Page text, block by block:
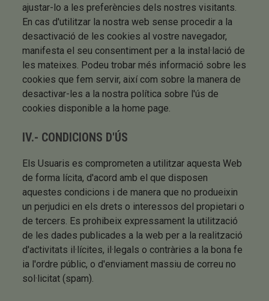
ajustar-lo a les preferències dels nostres visitants.
En cas d'utilitzar la nostra web sense procedir a la
desactivació de les cookies al vostre navegador,
manifesta el seu consentiment per a la instal·lació de
les mateixes. Podeu trobar més informació sobre les
cookies que fem servir, així com sobre la manera de
desactivar-les a la nostra política sobre l'ús de
cookies disponible a la home page.
IV.- CONDICIONS D'ÚS
Els Usuaris es comprometen a utilitzar aquesta Web
de forma lícita, d'acord amb el que disposen
aquestes condicions i de manera que no produeixin
un perjudici en els drets o interessos del propietari o
de tercers. Es prohibeix expressament la utilització
de les dades publicades a la web per a la realització
d'activitats il·lícites, il·legals o contràries a la bona fe
ia l'ordre públic, o d'enviament massiu de correu no
sol·licitat (spam).